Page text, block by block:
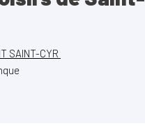
SAINT-CYR